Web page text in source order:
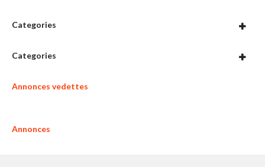
Categories
Categories
Annonces vedettes
Annonces